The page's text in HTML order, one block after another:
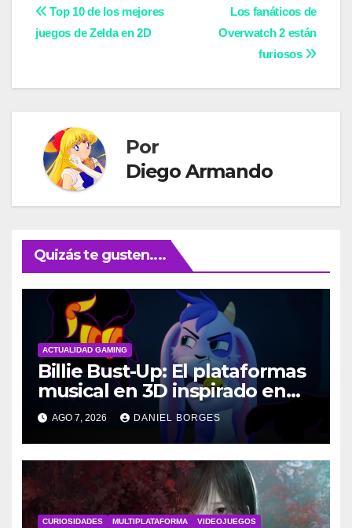
Navegación
de
entradas
Los fanáticos de
Overwatch 2 están
furiosos
Top 10 de los mejores
juegos de Zelda en 2D
Por
Diego Armando
Quizás te gusten....
ACTUALIDAD GAMING
Billie Bust-Up: El plataformas
musical en 3D inspirado en
Disney
AGO 7, 2026 DANIEL BORGES
CURIOSIDADES MULTIPLATAFORMA VIDEOJUEGOS